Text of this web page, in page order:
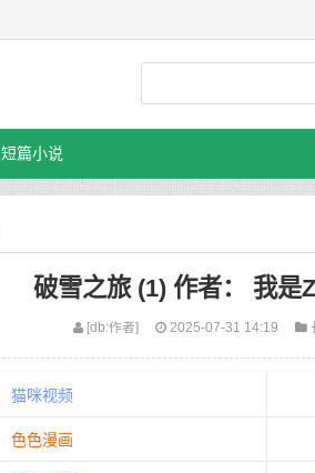
短篇小说
破雪之旅 (1) 作者： 我是
[db:作者] 2025-07-31 14:19
猫咪视频
色色漫画